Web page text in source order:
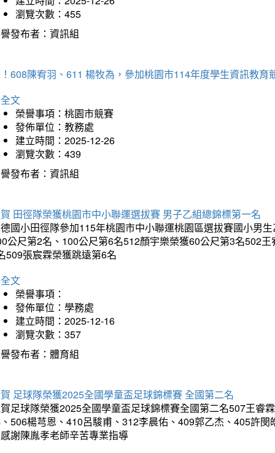
瀏覽次數：455
發布者：資訊組
608陳宥羽、611 楊牧為，參加桃園市114年度學生資訊教育
文
榮譽事項：桃園市競賽
發佈單位：教務處
建立時間：2025-12-26
瀏覽次數：439
發布者：資訊組
田徑隊榮獲桃園市中小聯運選拔賽 男子乙組總錦標第一名
國小田徑隊參加115年桃園市中小聯運桃園區選拔賽國小男
公尺第2名、100公尺第6名512顏宇樂榮獲60公尺第3名502
509張宸霖榮獲跳遠第6名
文
榮譽事項：
發佈單位：學務處
建立時間：2025-12-16
瀏覽次數：357
發布者：體育組
足球隊榮獲2025全國學童盃足球錦標賽 全國第二名
足球隊榮獲2025全國學童盃足球錦標賽全國第二名507王睿
506楊芎恩、410呂駿甫、312李晨佑、409郭乙杰、405許
謝陳胤孝老師辛苦專業指導